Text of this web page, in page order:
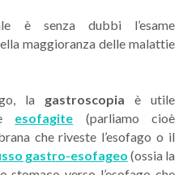
è senza dubbi l’esame
maggioranza delle malattie
la gastroscopia è utile
esofagite (parliamo cioè
che riveste l’esofago o il
gastro-esofageo (ossia la